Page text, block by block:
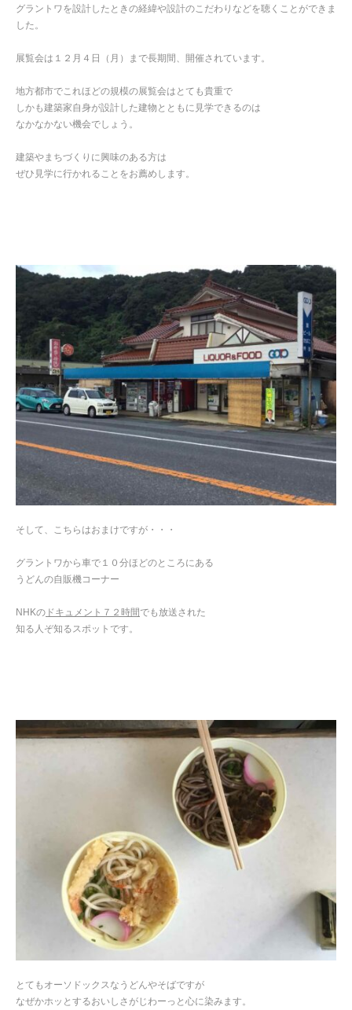
グラントワを設計したときの経緯や設計のこだわりなどを聴くことができま
した。
展覧会は１２月４日（月）まで長期間、開催されています。
地方都市でこれほどの規模の展覧会はとても貴重で
しかも建築家自身が設計した建物とともに見学できるのは
なかなかない機会でしょう。
建築やまちづくりに興味のある方は
ぜひ見学に行かれることをお薦めします。
そして、こちらはおまけですが・・・
グラントワから車で１０分ほどのところにある
うどんの自販機コーナー
NHKの ドキュメント７２時間 でも放送された
知る人ぞ知るスポットです。
とてもオーソドックスなうどんやそばですが
なぜかホッとするおいしさがじわーっと心に染みます。